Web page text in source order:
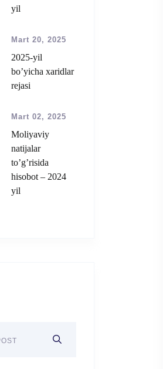
yil
Mart 20, 2025
2025-yil
bo’yicha xaridlar
rejasi
Mart 02, 2025
Moliyaviy
natijalar
to’g’risida
hisobot – 2024
yil